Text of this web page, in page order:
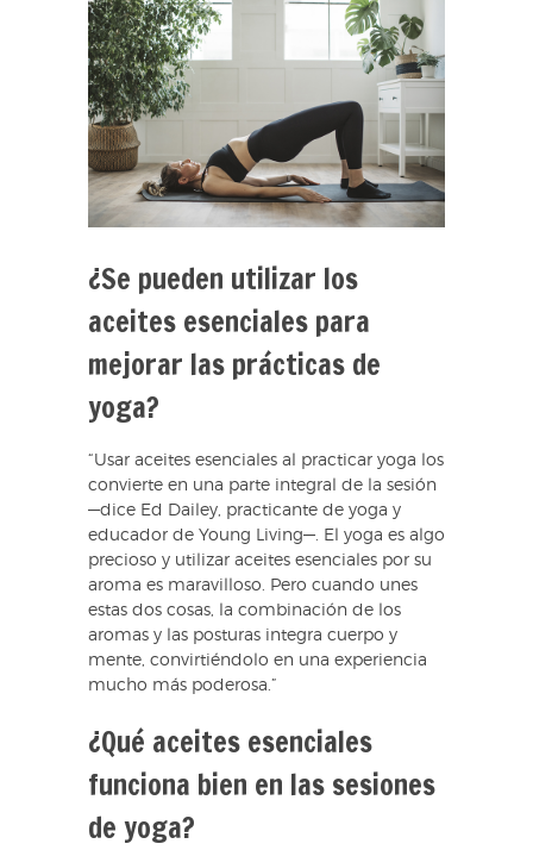
¿Se pueden utilizar los
aceites esenciales para
mejorar las prácticas de
yoga?
“Usar aceites esenciales al practicar yoga los
convierte en una parte integral de la sesión
—dice Ed Dailey, practicante de yoga y
educador de Young Living—. El yoga es algo
precioso y utilizar aceites esenciales por su
aroma es maravilloso. Pero cuando unes
estas dos cosas, la combinación de los
aromas y las posturas integra cuerpo y
mente, convirtiéndolo en una experiencia
mucho más poderosa.”
¿Qué aceites esenciales
funciona bien en las sesiones
de yoga?